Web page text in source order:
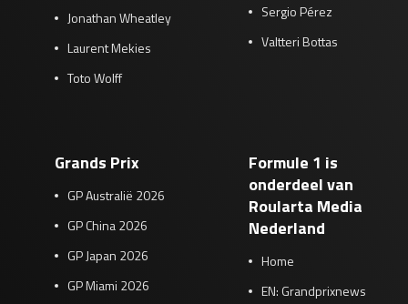
Jonathan Wheatley
Laurent Mekies
Toto Wolff
Sergio Pérez
Valtteri Bottas
Grands Prix
GP Australië 2026
GP China 2026
GP Japan 2026
GP Miami 2026
Formule 1 is
onderdeel van
Roularta Media
Nederland
Home
EN: Grandprixnews